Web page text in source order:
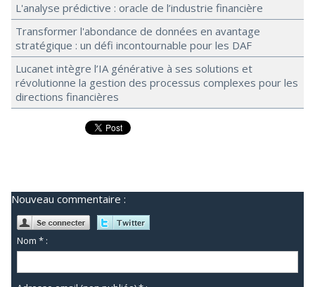
L'analyse prédictive : oracle de l’industrie financière
Transformer l'abondance de données en avantage
stratégique : un défi incontournable pour les DAF
Lucanet intègre l’IA générative à ses solutions et
révolutionne la gestion des processus complexes pour les
directions financières
Nouveau commentaire :
Nom * :